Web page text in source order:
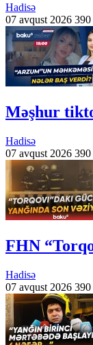
Hadisə
07 avqust 2026 390
Məşhur
Hadisə
07 avqust 2026 390
FHN
Hadisə
07 avqust 2026 390